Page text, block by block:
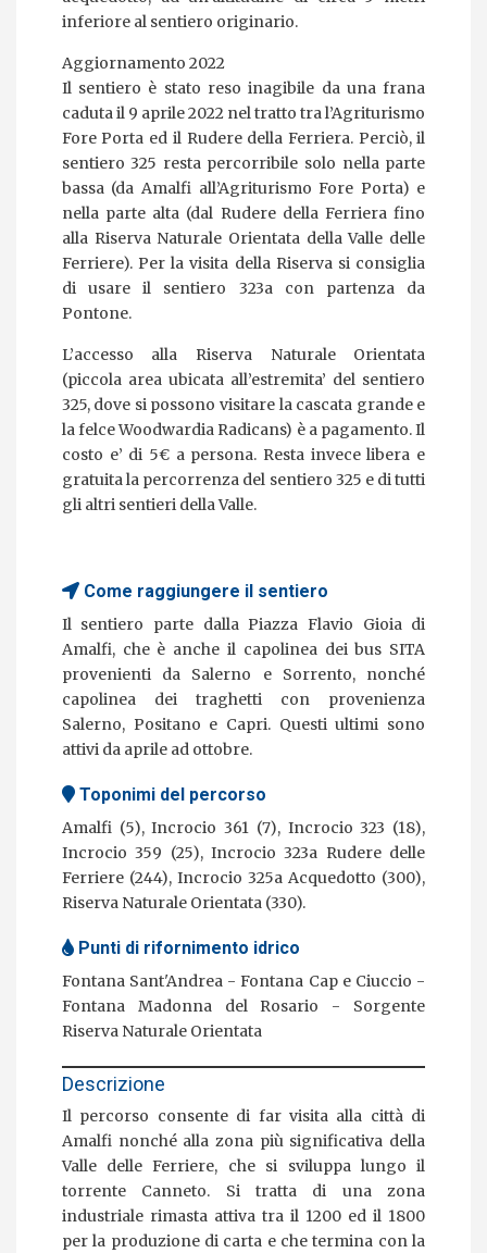
inferiore al sentiero originario.
Aggiornamento 2022
Il sentiero è stato reso inagibile da una frana
caduta il 9 aprile 2022 nel tratto tra l’Agriturismo
Fore Porta ed il Rudere della Ferriera. Perciò, il
sentiero 325 resta percorribile solo nella parte
bassa (da Amalfi all’Agriturismo Fore Porta) e
nella parte alta (dal Rudere della Ferriera fino
alla Riserva Naturale Orientata della Valle delle
Ferriere). Per la visita della Riserva si consiglia
di usare il sentiero 323a con partenza da
Pontone.
L’accesso alla Riserva Naturale Orientata
(piccola area ubicata all’estremita’ del sentiero
325, dove si possono visitare la cascata grande e
la felce Woodwardia Radicans) è a pagamento. Il
costo e’ di 5€ a persona. Resta invece libera e
gratuita la percorrenza del sentiero 325 e di tutti
gli altri sentieri della Valle.
Come raggiungere il sentiero
Il sentiero parte dalla Piazza Flavio Gioia di
Amalfi, che è anche il capolinea dei bus SITA
provenienti da Salerno e Sorrento, nonché
capolinea dei traghetti con provenienza
Salerno, Positano e Capri. Questi ultimi sono
attivi da aprile ad ottobre.
Toponimi del percorso
Amalfi (5), Incrocio 361 (7), Incrocio 323 (18),
Incrocio 359 (25), Incrocio 323a Rudere delle
Ferriere (244), Incrocio 325a Acquedotto (300),
Riserva Naturale Orientata (330).
Punti di rifornimento idrico
Fontana Sant'Andrea
Fontana Cap e Ciuccio
Fontana Madonna del Rosario
Sorgente
Riserva Naturale Orientata
Descrizione
Il percorso consente di far visita alla città di
Amalfi nonché alla zona più significativa della
Valle delle Ferriere, che si sviluppa lungo il
torrente Canneto. Si tratta di una zona
industriale rimasta attiva tra il 1200 ed il 1800
per la produzione di carta e che termina con la